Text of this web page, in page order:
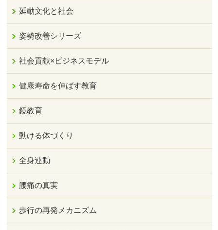
延動文化と社会
姿勢改善シリーズ
社会貢献×ビジネスモデル
健康寿命を伸ばす教育
鏡教育
動ける体づくり
全身連動
腰痛の真実
歩行の再発メカニズム